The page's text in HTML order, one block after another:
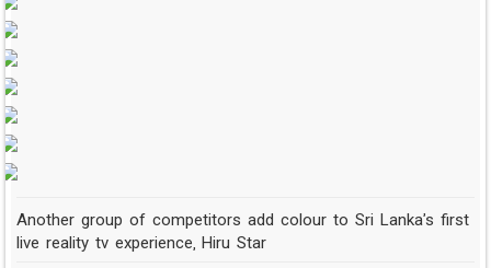
Another group of competitors add colour to Sri Lanka's first
live reality tv experience, Hiru Star